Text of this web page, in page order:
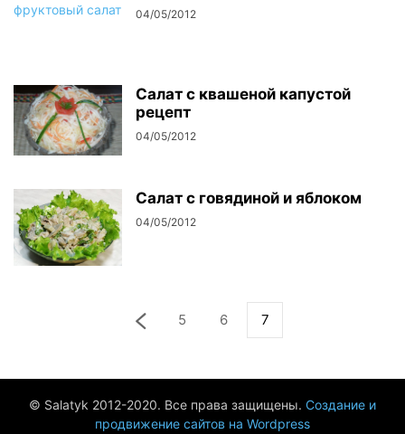
04/05/2012
Салат с квашеной капустой
рецепт
04/05/2012
Салат с говядиной и яблоком
04/05/2012
5 6 7
© Salatyk 2012-2020. Все права защищены. Создание и
продвижение сайтов на Wordpress